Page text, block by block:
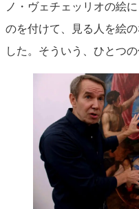
ノ・ヴェチェッリオの絵
のを付けて、見る人を絵
した。そういう、ひとつ